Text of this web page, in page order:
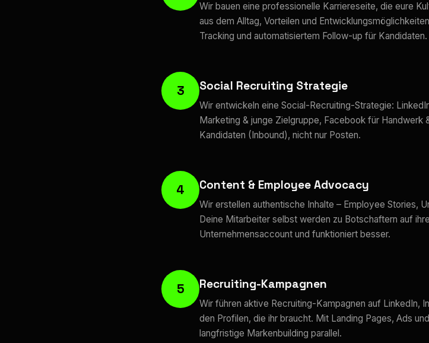
Wir bauen eine professionelle Karriereseite, die eure
aus dem Alltag, Vorteilen und
Tracking und automatisiertem Follow-up für Kandidaten.
3 Social Recruiting Strategie
Wir entwickeln eine Social-Recruiting-Strategie:
Marketing & junge Zielgruppe, Facebook für Handwerk
Kandidaten (Inbound), nicht nur Posten.
4 Content & Employee Advocacy
Wir erstellen authentische Inhalte – Employee Stories,
Deine Mitarbeiter selbst werden zu Botschaftern auf
Unternehmensaccount und funktioniert besser.
5 Recruiting-Kampagnen
Wir führen aktive Recruiting-Kampagnen auf LinkedIn,
den Profilen, die ihr braucht. Mit Landing Pages, Ads
langfristige Markenbuilding parallel.